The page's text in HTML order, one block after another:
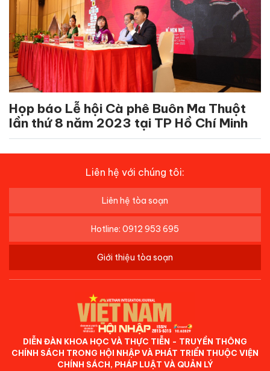
Họp báo Lễ hội Cà phê Buôn Ma Thuột
lần thứ 8 năm 2023 tại TP Hồ Chí Minh
Liên hệ với chúng tôi:
Liên hệ tòa soạn
Hotline: 0912 953 695
Giới thiệu tòa soạn
DIỄN ĐÀN KHOA HỌC VÀ THỰC TIỄN - TRUYỀN THÔNG
CHÍNH SÁCH TRONG HỘI NHẬP VÀ PHÁT TRIỂN THUỘC VIỆN
CHÍNH SÁCH, PHÁP LUẬT VÀ QUẢN LÝ